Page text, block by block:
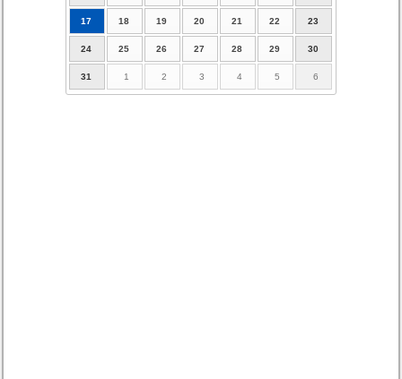
17 18 19 20 21 22 23
24 25 26 27 28 29 30
31 1 2 3 4 5 6